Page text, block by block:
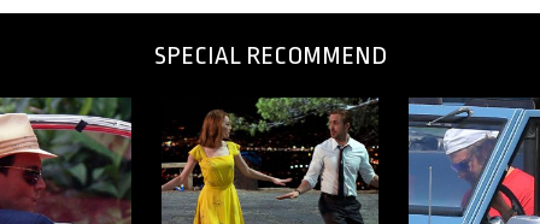
SPECIAL RECOMMEND